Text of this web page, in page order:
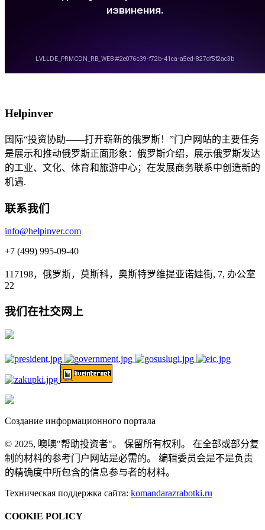
Helpinver
国际“投资协助——打开崭新的俄罗斯！”门户网站的主要任务
是展示和推动俄罗斯正面形象：俄罗斯介绍，展示俄罗斯发达
的工业、文化、体育和旅游中心；在发展商务联系中创造新的
机遇.
联系我们
info@helpinver.com
+7 (499) 995-09-40
117198，俄罗斯，莫斯科，奥斯特罗维提亚诺娃街, 7, 办公室
22
我们在社交网上
Создание информационного портала
© 2025, 噢噢"帮助投资者"。 保留所有权利。 在全部或部分复
制的材料的参考门户网站是必需的。 编辑委员会是不是负责
的精确度中所包含的信息参与者的材料。
Техническая поддержка сайта: komandarazrabotki.ru
COOKIE POLICY